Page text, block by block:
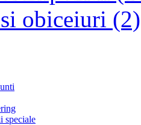
obiceiuri (2)
speciale